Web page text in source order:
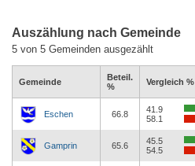
Auszählung nach Gemeinde
5 von 5 Gemeinden ausgezählt
Gemeinde
Beteil.
%
Vergleich %
Eschen 66.8
41.9
58.1
Gamprin 65.6
45.5
54.5